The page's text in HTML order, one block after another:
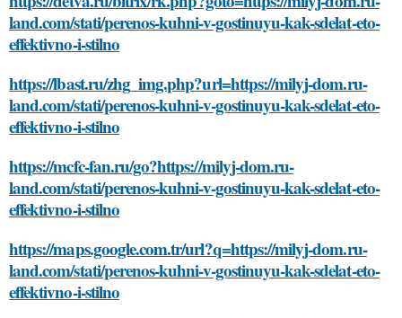
land.com/stati/perenos-kuhni-v-gostinuyu-kak-sdelat-eto-
effektivno-i-stilno
https://lbast.ru/zhg_img.php?url=https://milyj-dom.ru-
land.com/stati/perenos-kuhni-v-gostinuyu-kak-sdelat-eto-
effektivno-i-stilno
https://mcfc-fan.ru/go?https://milyj-dom.ru-
land.com/stati/perenos-kuhni-v-gostinuyu-kak-sdelat-eto-
effektivno-i-stilno
https://maps.google.com.tr/url?q=https://milyj-dom.ru-
land.com/stati/perenos-kuhni-v-gostinuyu-kak-sdelat-eto-
effektivno-i-stilno